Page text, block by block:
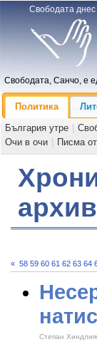
Свободата днес
Свободата, Санчо, е
Политика
България утре
Очи в очи
Писма
архив
« 58 59 60 61 62 63 64
Степан